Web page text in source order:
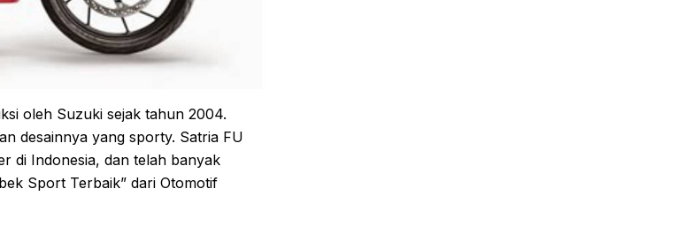
oleh Suzuki sejak tahun 2004.
desainnya yang sporty. Satria FU
di Indonesia, dan telah banyak
Sport Terbaik” dari Otomotif